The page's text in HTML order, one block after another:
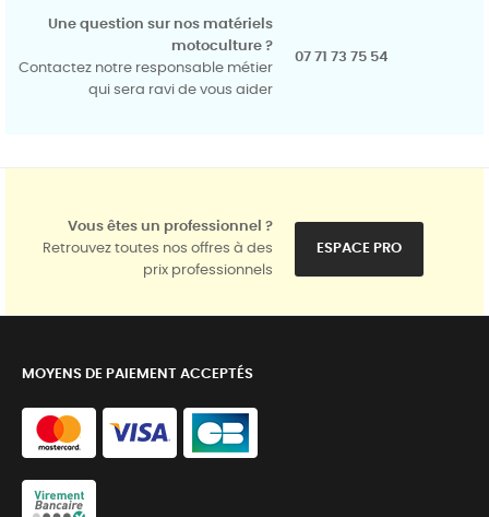
Une question sur nos matériels
motoculture ?
Contactez notre responsable métier
qui sera ravi de vous aider
07 71 73 75 54
Vous êtes un professionnel ?
Retrouvez toutes nos offres à des
prix professionnels
ESPACE PRO
MOYENS DE PAIEMENT ACCEPTÉS